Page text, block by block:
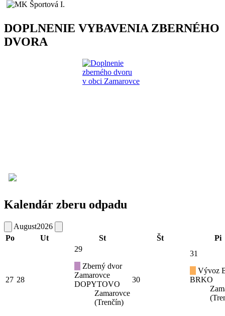
DOPLNENIE VYBAVENIA ZBERNÉHO
DVORA
Kalendár zberu odpadu
August2026
Po
Ut St Št Pi
27 28
29
Zberný dvor
Zamarovce
DOPYTOVO
Zamarovce
(Trenčín)
30
31
Vývoz
BRKO